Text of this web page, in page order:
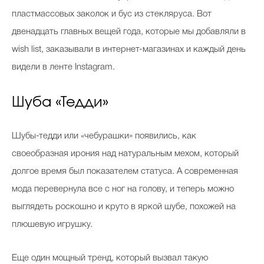
пластмассовых заколок и бус из стекляруса. Вот
двенадцать главных вещей года, которые мы добавляли в
wish list, заказывали в интернет-магазинах и каждый день
видели в ленте Instagram.
Шуба «Тедди»
Шубы-тедди или «чебурашки» появились, как
своеобразная ирония над натуральным мехом, который
долгое время был показателем статуса. А современная
мода перевернула все с ног на голову, и теперь можно
выглядеть роскошно и круто в яркой шубе, похожей на
плюшевую игрушку.
Еще один мощный тренд, который вызвал такую